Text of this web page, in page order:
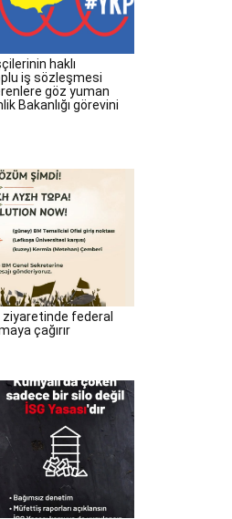
haklı
iş sözleşmesi
göz yuman
Bakanlığı görevini
ziyaretinde federal
çağırır